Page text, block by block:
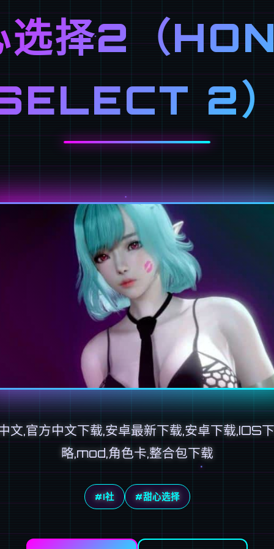
选择2（
2
文,官方中文下载,安卓最新下载,安卓下载,IOS
略,mod,角色卡,整合包下载
#I社 #甜心选择